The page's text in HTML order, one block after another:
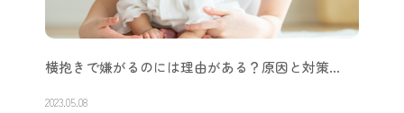
横抱きで嫌がるのには理由がある？原因と対策…
2023.05.08